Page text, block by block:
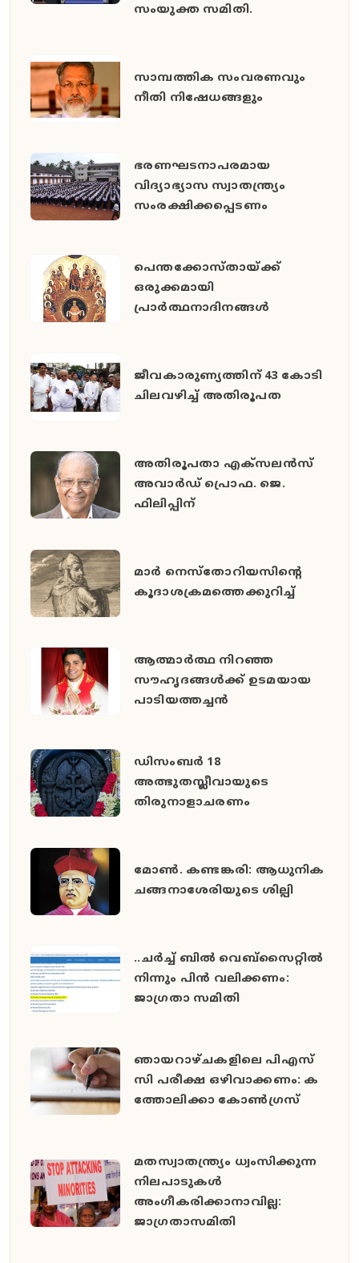
സംയുക്ത സമിതി.
സാമ്പത്തിക സംവരണവും
നീതി നിഷേധങ്ങളും
ഭരണഘടനാപരമായ
വിദ്യാഭ്യാസ സ്വാതന്ത്ര്യം
സംരക്ഷിക്കപ്പെടണം
പെന്തക്കോസ്തായ്ക്ക്
ഒരുക്കമായി
പ്രാര്‍ത്ഥനാദിനങ്ങള്‍
ജീവകാരുണ്യത്തിന് 43 കോടി
ചിലവഴിച്ച് അതിരൂപത
അതിരൂപതാ എക്‌സലന്‍സ്
അവാര്‍ഡ് പ്രൊഫ. ജെ.
ഫിലിപ്പിന്
മാര്‍ നെസ്‌തോറിയസിന്റെ
കൂദാശക്രമത്തെക്കുറിച്ച്
ആത്മാര്‍ത്ഥ നിറഞ്ഞ
സൗഹൃദങ്ങള്‍ക്ക് ഉടമയായ
പാടിയത്തച്ചന്‍
ഡിസംബര്‍ 18
അത്ഭുതസ്ലീവായുടെ
തിരുനാളാചരണം
മോൺ. കണ്ടങ്കരി: ആധുനിക
ചങ്ങനാശേരിയുടെ ശില്പി
..ചർച്ച് ബിൽ വെബ്‌സൈറ്റിൽ
നിന്നും പിൻ വലിക്കണം:
ജാഗ്രതാ സമിതി
ഞാ​യ​റാ​ഴ്ച​ക​ളി​ലെ പി​എ​സ്‌​
സി പ​രീ​ക്ഷ ഒ​ഴി​വാ​ക്ക​ണം: ക​
ത്തോ​ലി​ക്കാ കോ​ൺ​ഗ്ര​സ്
മതസ്വാതന്ത്ര്യം ധ്വംസിക്കുന്ന
നിലപാടുകള്‍
അംഗീകരിക്കാനാവില്ല:
ജാഗ്രതാസമിതി